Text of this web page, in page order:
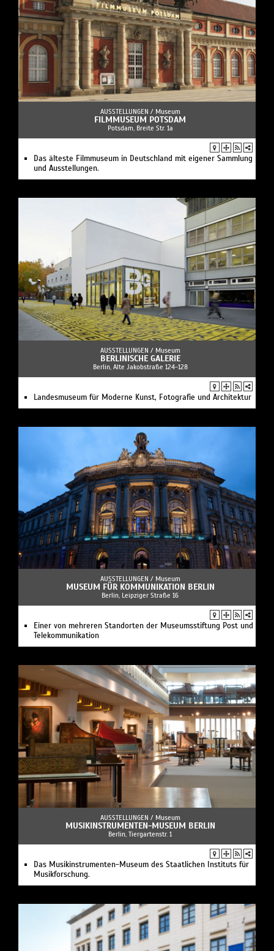
AUSSTELLUNGEN / Museum
FILMMUSEUM POTSDAM
Potsdam, Breite Str. 1a
Das älteste Filmmuseum in Deutschland mit eigener Sammlung
und Ausstellungen.
AUSSTELLUNGEN / Museum
BERLINISCHE GALERIE
Berlin, Alte Jakobstraße 124-128
Landesmuseum für Moderne Kunst, Fotografie und Architektur
AUSSTELLUNGEN / Museum
MUSEUM FÜR KOMMUNIKATION BERLIN
Berlin, Leipziger Straße 16
Einer von mehreren Standorten der Museumsstiftung Post und
Telekommunikation
AUSSTELLUNGEN / Museum
MUSIKINSTRUMENTEN-MUSEUM BERLIN
Berlin, Tiergartenstr. 1
Das Musikinstrumenten-Museum des Staatlichen Instituts für
Musikforschung.